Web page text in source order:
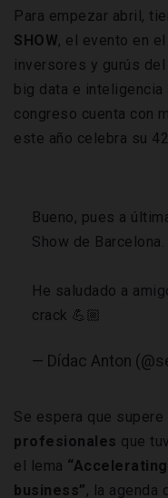
Para empezar abril,
SHOW, el evento en
inversores y gurús
big data e
congreso cuenta con
este año celebra su
Bueno, pues a
Show de Barcelona.
He saludado a
crack 💪🏼
— Dídac Anton
Se espera que supere
profesionales que
el lema
business”, la agenda